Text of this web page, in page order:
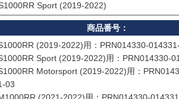
Sport (2019-2022)
(2019-2022)用：PRN014330-
Sport (2019-2022)用：PRN014330-
Motorsport (2019-2022)用：
03